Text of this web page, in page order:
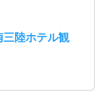
三陸ホテル観